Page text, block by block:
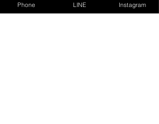
Phone LINE Instagram